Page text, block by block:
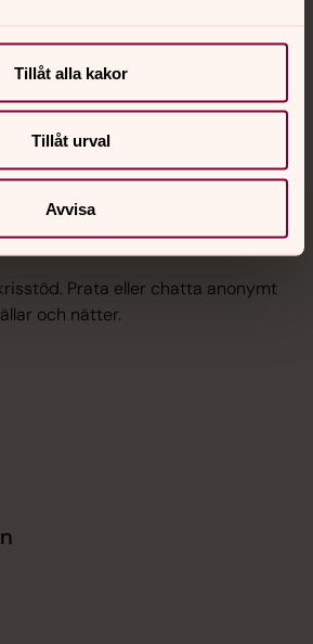
Tillåt alla kakor
Tillåt urval
Avvisa
Prata eller chatta anonymt
och nätter.